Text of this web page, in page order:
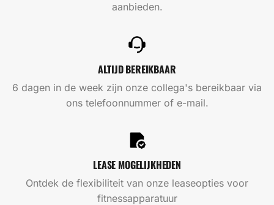
aanbieden.
ALTIJD BEREIKBAAR
6 dagen in de week zijn onze collega's bereikbaar via
ons telefoonnummer of e-mail.
LEASE MOGELIJKHEDEN
Ontdek de flexibiliteit van onze leaseopties voor
fitnessapparatuur